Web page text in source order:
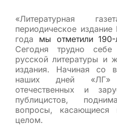
«Литературная
периодическое
года мы отметили 190-
Сегодня трудно себе
русской литературы и
издания. Начиная со
наших дней «ЛГ»
отечественных и
публицистов,
вопросы,
целом.